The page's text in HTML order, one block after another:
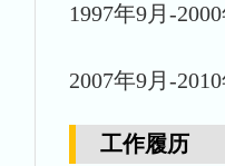
1997年9月-
2007年9月-
工作履历